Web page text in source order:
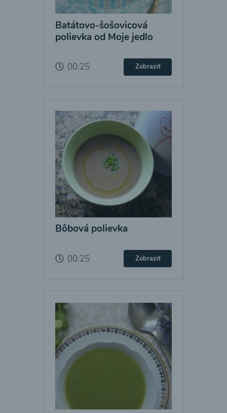
Batátovo-šošovicová
polievka od Moje jedlo
00:25 Zobraziť
Bôbová polievka
00:25 Zobraziť